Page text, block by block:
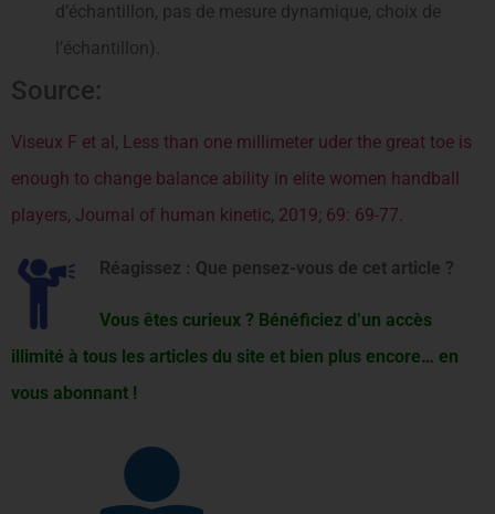
d’échantillon, pas de mesure dynamique, choix de
l’échantillon).
Source:
Viseux F et al, Less than one millimeter uder the great toe is
enough to change balance ability in elite women handball
players, Journal of human kinetic, 2019; 69: 69-77.
Réagissez : Que pensez-vous de cet article ?
Vous êtes curieux ? Bénéficiez d’un accès
illimité à tous les articles du site et bien plus encore… en
vous abonnant !